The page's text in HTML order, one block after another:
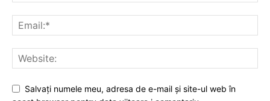
Salvați numele meu, adresa de e-mail și site-ul web în